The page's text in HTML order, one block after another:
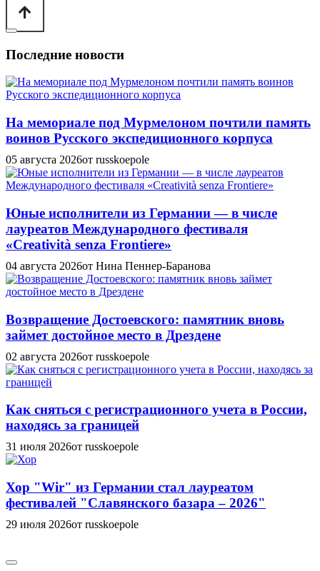
Последние новости
На мемориале под Мурмелоном почтили память
воинов Русского экспедиционного корпуса
05 августа 2026от russkoepole
Юные исполнители из Германии — в числе
лауреатов Международного фестиваля
«Creatività senza Frontiere»
04 августа 2026от Нина Пеннер-Баранова
Возвращение Достоевского: памятник вновь
займет достойное место в Дрездене
02 августа 2026от russkoepole
Как сняться с регистрационного учета в России,
находясь за границей
31 июля 2026от russkoepole
Хор "Wir" из Германии стал лауреатом
фестивалей "Славянского базара – 2026"
29 июля 2026от russkoepole